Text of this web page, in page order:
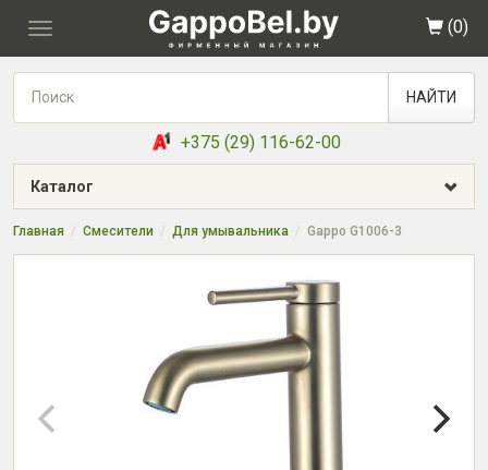
Toggle
(0)
НАЙТИ
+375 (29) 116-62-00
Каталог
Главная Смесители Для умывальника Gappo G1006-3